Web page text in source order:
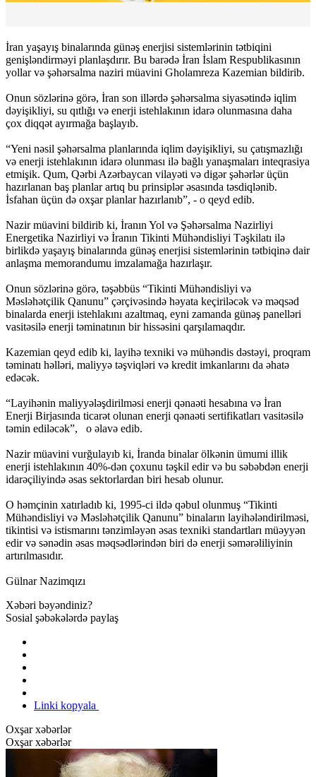
İran yaşayış binalarında günəş enerjisi sistemlərinin tətbiqini
genişləndirməyi planlaşdırır. Bu barədə İran İslam Respublikasının
yollar və şəhərsalma naziri müavini Gholamreza Kazemian bildirib.
Onun sözlərinə görə, İran son illərdə şəhərsalma siyasətində iqlim
dəyişikliyi, su qıtlığı və enerji istehlakının idarə olunmasına daha
çox diqqət ayırmağa başlayıb.
“Yeni nəsil şəhərsalma planlarında iqlim dəyişikliyi, su çatışmazlığı
və enerji istehlakının idarə olunması ilə bağlı yanaşmaları inteqrasiya
etmişik. Qum, Qərbi Azərbaycan vilayəti və digər şəhərlər üçün
hazırlanan baş planlar artıq bu prinsiplər əsasında təsdiqlənib.
İsfahan üçün də oxşar planlar hazırlanıb”, - o qeyd edib.
Nazir müavini bildirib ki, İranın Yol və Şəhərsalma Nazirliyi
Energetika Nazirliyi və İranın Tikinti Mühəndisliyi Təşkilatı ilə
birlikdə yaşayış binalarında günəş enerjisi sistemlərinin tətbiqinə dair
anlaşma memorandumu imzalamağa hazırlaşır.
Onun sözlərinə görə, təşəbbüs “Tikinti Mühəndisliyi və
Məsləhətçilik Qanunu” çərçivəsində həyata keçiriləcək və məqsəd
binalarda enerji istehlakını azaltmaq, eyni zamanda günəş panelləri
vasitəsilə enerji təminatının bir hissəsini qarşılamaqdır.
Kazemian qeyd edib ki, layihə texniki və mühəndis dəstəyi, proqram
təminatı həlləri, maliyyə təşviqləri və kredit imkanlarını da əhatə
edəcək.
“Layihənin maliyyələşdirilməsi enerji qənaəti hesabına və İran
Enerji Birjasında ticarət olunan enerji qənaəti sertifikatları vasitəsilə
təmin ediləcək”, o əlavə edib.
Nazir müavini vurğulayıb ki, İranda binalar ölkənin ümumi illik
enerji istehlakının 40%-dən çoxunu təşkil edir və bu səbəbdən enerji
idarəçiliyində əsas sektorlardan biri hesab olunur.
O həmçinin xatırladıb ki, 1995-ci ildə qəbul olunmuş “Tikinti
Mühəndisliyi və Məsləhətçilik Qanunu” binaların layihələndirilməsi,
tikintisi və istismarını tənzimləyən əsas texniki standartları müəyyən
edir və sənədin əsas məqsədlərindən biri də enerji səmərəliliyinin
artırılmasıdır.
Gülnar Nazimqızı
Xəbəri bəyəndiniz?
Sosial şəbəkələrdə paylaş
Linki kopyala
Oxşar xəbərlər
Oxşar xəbərlər